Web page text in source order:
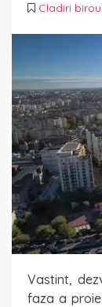
Cladiri
Vastint,
faza a